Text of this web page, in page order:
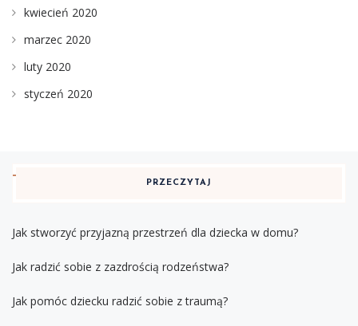
kwiecień 2020
marzec 2020
luty 2020
styczeń 2020
PRZECZYTAJ
Jak stworzyć przyjazną przestrzeń dla dziecka w domu?
Jak radzić sobie z zazdrością rodzeństwa?
Jak pomóc dziecku radzić sobie z traumą?